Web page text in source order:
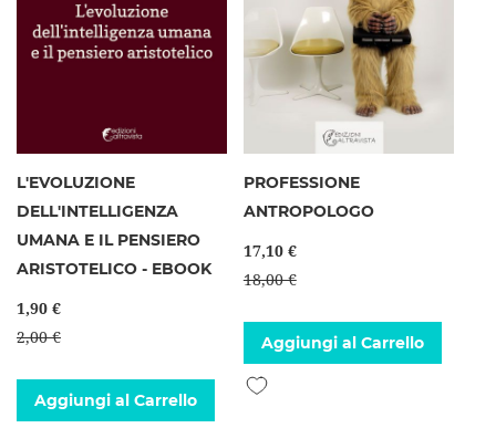
L'EVOLUZIONE
DELL'INTELLIGENZA
UMANA E IL PENSIERO
ARISTOTELICO - EBOOK
1,90 €
2,00 €
Aggiungi al Carrello
PROFESSIONE
ANTROPOLOGO
17,10 €
18,00 €
Aggiungi al Carrello
Aggiungi alla lista desideri